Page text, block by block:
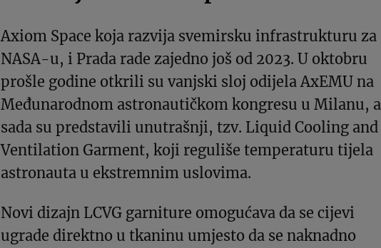
Axiom Space koja razvija svemirsku infrastrukturu za
NASA-u, i Prada rade zajedno još od 2023. U oktobru
prošle godine otkrili su vanjski sloj odijela AxEMU na
Međunarodnom astronautičkom kongresu u Milanu, a
sada su predstavili unutrašnji, tzv. Liquid Cooling and
Ventilation Garment, koji reguliše temperaturu tijela
astronauta u ekstremnim uslovima.
Novi dizajn LCVG garniture omogućava da se cijevi
ugrade direktno u tkaninu umjesto da se naknadno